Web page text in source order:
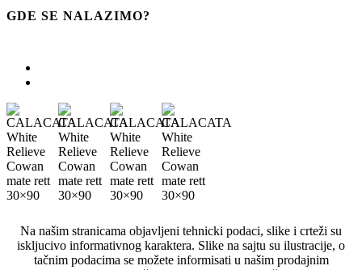
GDE SE NALAZIMO?
Na našim stranicama objavljeni tehnicki podaci, slike i crteži su
iskljucivo informativnog karaktera. Slike na sajtu su ilustracije, o
tačnim podacima se možete informisati u našim prodajnim